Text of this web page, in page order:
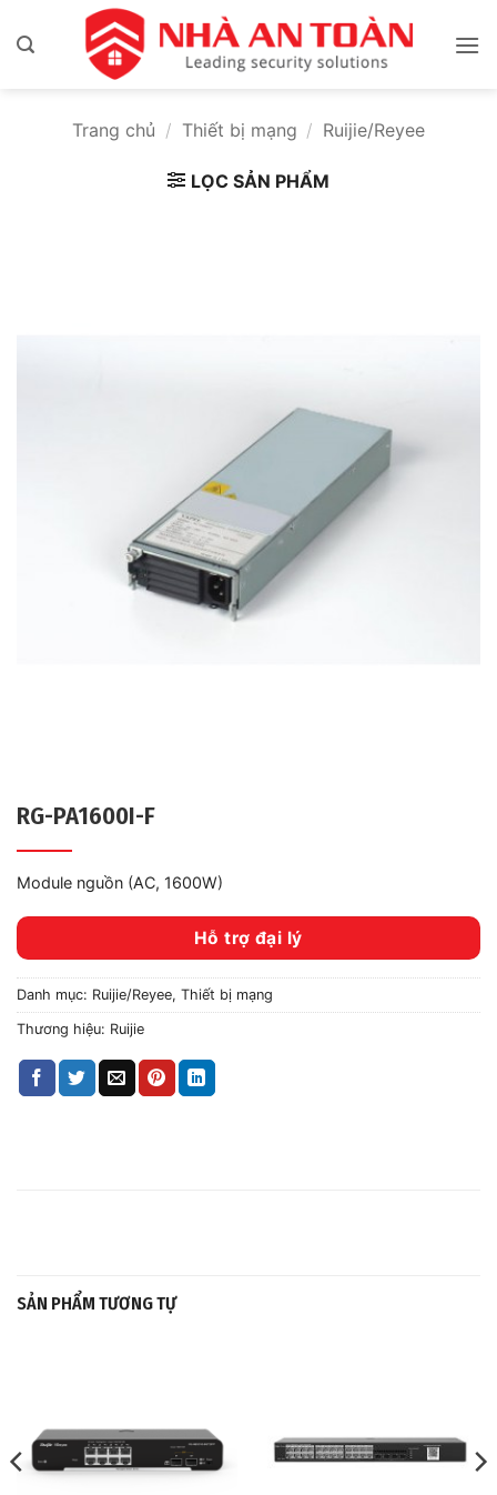
qua
Trang chủ / Thiết bị mạng / Ruijie/Reyee
LỌC SẢN PHẨM
RG-PA1600I-F
Module nguồn (AC, 1600W)
Hỗ trợ đại lý
Danh mục: Ruijie/Reyee, Thiết bị mạng
Thương hiệu: Ruijie
SẢN PHẨM TƯƠNG TỰ